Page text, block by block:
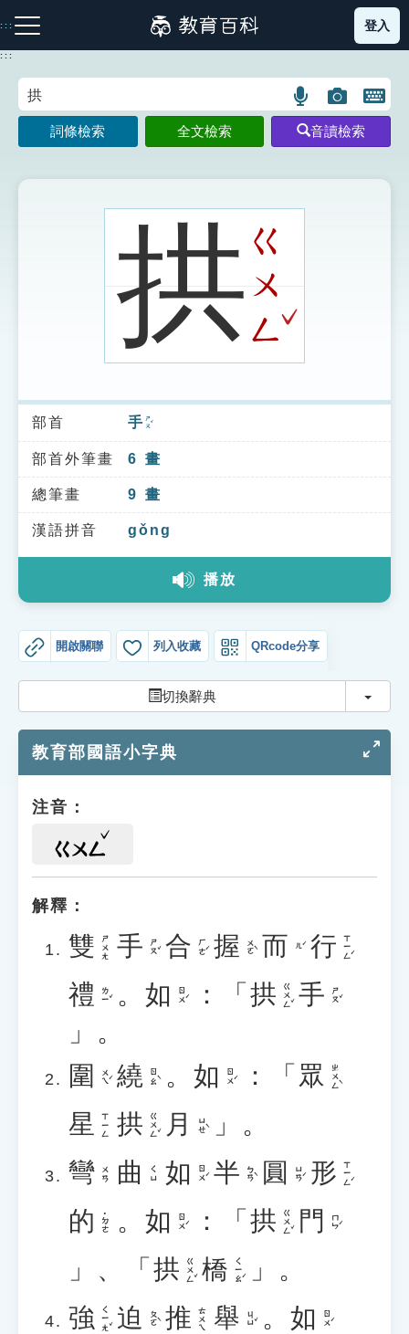
到
主
:::
注音索引圖示 筆畫索引圖示 部首索引表圖示
索引選單
知識索引
單字索引
生命大百科索引
教學應用
貓頭鷹博士
登入
:::
語
言
搜
示
圖
片
搜
開
鍵
圖
詞條檢索 全文檢索 音讀檢索
拱ㄍ
ㄨ
ㄥ
ˇ
部首 手 ㄕㄡˇ
部首外筆畫 6 畫
總筆畫 9 畫
漢語拼音 gǒng
播放
開啟關聯 列入收藏 QRcode分享
切換辭典 切換
教育部國語小字典
注音：
ㄍㄨㄥ
解釋：
雙 ㄕㄨㄤ 手 ㄕㄡˇ 合 ㄏㄜˊ 握 ㄨㄛˋ 而 ㄦˊ 行 ㄒㄧㄥˊ
禮 ㄌㄧˇ 。 如 ㄖㄨˊ ：「 拱 ㄍㄨㄥˇ 手 ㄕㄡˇ
」。
圍 ㄨㄟˊ 繞 ㄖㄠˋ 。 如 ㄖㄨˊ ：「 眾 ㄓㄨㄥˋ
星 ㄒㄧㄥ 拱 ㄍㄨㄥˇ 月 ㄩㄝˋ
」。
彎 ㄨㄢ 曲 ㄑㄩ 如 ㄖㄨˊ 半 ㄅㄢˋ 圓 ㄩㄢˊ 形 ㄒㄧㄥˊ
的 ˙ㄉㄜ 。 如 ㄖㄨˊ ：「 拱 ㄍㄨㄥˇ 門 ㄇㄣˊ
」、「 拱 ㄍㄨㄥˇ 橋 ㄑㄧㄠˊ
」。
強 ㄑㄧㄤˇ 迫 ㄆㄛˋ 推 ㄊㄨㄟ 舉 ㄐㄩˇ 。 如 ㄖㄨˊ